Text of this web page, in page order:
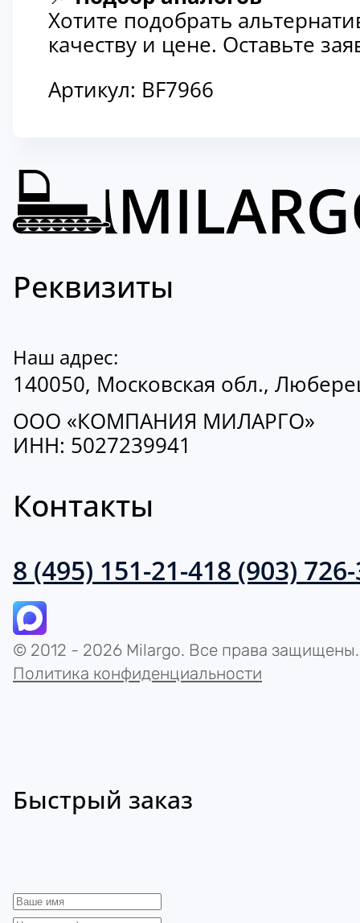
Хотите подобрать
качеству и цене. Оставьте
Артикул: BF7966
Реквизиты
Наш адрес:
140050, Московская обл.,
ООО «КОМПАНИЯ МИЛАРГО»
ИНН: 5027239941
Контакты
8 (495) 151-21-418 (903)
© 2012 - 2026 Milargo. Все права защищены.
Политика конфиденциальности
Быстрый заказ